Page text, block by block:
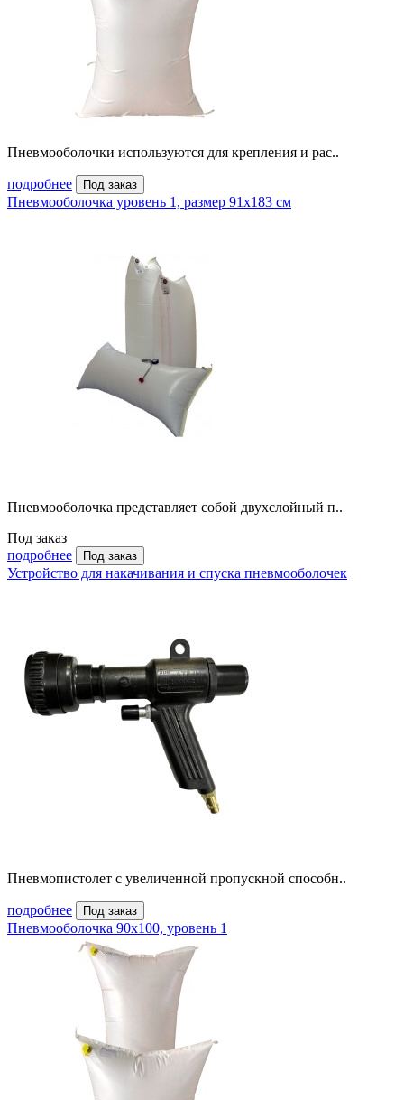
Пневмооболочки используются для крепления и рас..
подробнее Под заказ
Пневмооболочка уровень 1, размер 91x183 см
Пневмооболочка представляет собой двухслойный п..
Под заказ
подробнее
Под заказ
Устройство для накачивания и спуска пневмооболочек
Пневмопистолет с увеличенной пропускной способн..
подробнее Под заказ
Пневмооболочка 90х100, уровень 1